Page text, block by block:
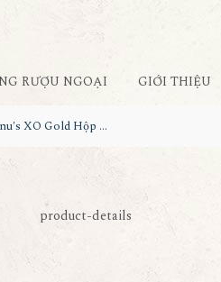
RƯỢU NGOẠI GIỚI THIỆU
Rượu Janu's XO Gold Hộp Gỗ Sang Trọng